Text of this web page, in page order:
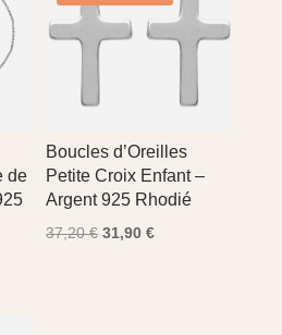
de
Boucles d’Oreilles
Petite Croix Enfant –
Argent 925 Rhodié
37,20€ Le
31,90€Le